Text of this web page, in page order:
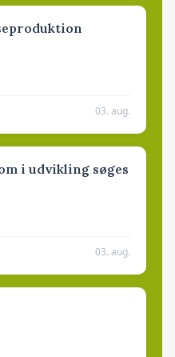
03. aug.
i udvikling søges
03. aug.